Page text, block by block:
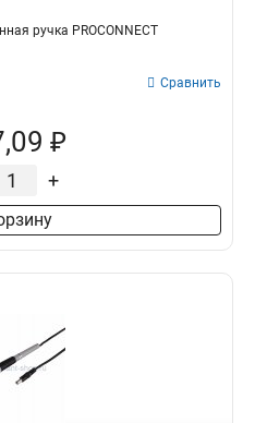
ручка PROCONNECT
Сравнить
₽
+